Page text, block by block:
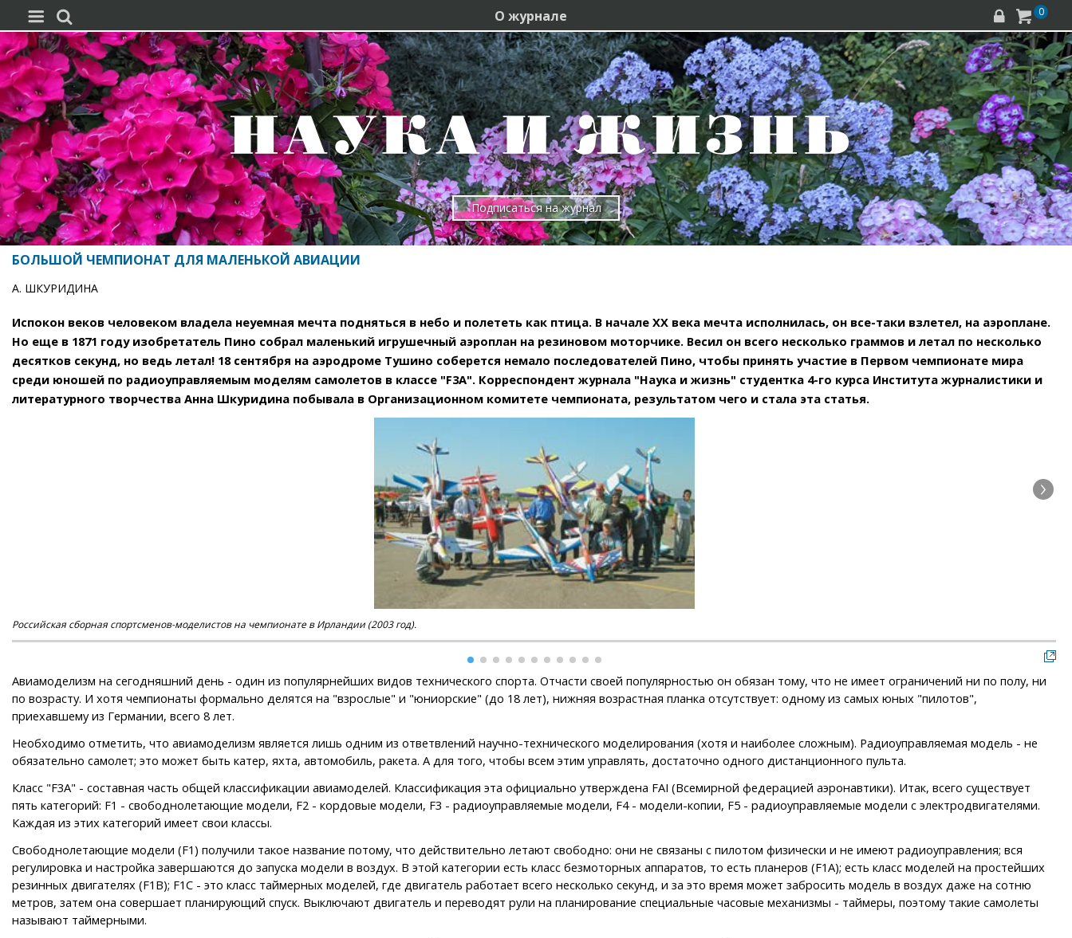
  О журнале   0
Подписаться на журнал
БОЛЬШОЙ ЧЕМПИОНАТ ДЛЯ МАЛЕНЬКОЙ АВИАЦИИ
А. ШКУРИДИНА
Испокон веков человеком владела неуемная мечта подняться в небо и полететь как птица. В начале XX века мечта исполнилась, он все-таки взлетел, на аэроплане.
Но еще в 1871 году изобретатель Пино собрал маленький игрушечный аэроплан на резиновом моторчике. Весил он всего несколько граммов и летал по несколько
десятков секунд, но ведь летал! 18 сентября на аэродроме Тушино соберется немало последователей Пино, чтобы принять участие в Первом чемпионате мира
среди юношей по радиоуправляемым моделям самолетов в классе "F3A". Корреспондент журнала "Наука и жизнь" студентка 4-го курса Института журналистики и
литературного творчества Анна Шкуридина побывала в Организационном комитете чемпионата, результатом чего и стала эта статья.
Российская сборная спортсменов-моделистов на чемпионате в Ирландии (2003 год).
Авиамоделизм на сегодняшний день - один из популярнейших видов технического спорта. Отчасти своей популярностью он обязан тому, что не имеет ограничений ни по полу, ни
по возрасту. И хотя чемпионаты формально делятся на "взрослые" и "юниорские" (до 18 лет), нижняя возрастная планка отсутствует: одному из самых юных "пилотов",
приехавшему из Германии, всего 8 лет.
Необходимо отметить, что авиамоделизм является лишь одним из ответвлений научно-технического моделирования (хотя и наиболее сложным). Радиоуправляемая модель - не
обязательно самолет; это может быть катер, яхта, автомобиль, ракета. А для того, чтобы всем этим управлять, достаточно одного дистанционного пульта.
Класс "F3A" - составная часть общей классификации авиамоделей. Классификация эта официально утверждена FAI (Всемирной федерацией аэронавтики). Итак, всего существует
пять категорий: F1 - свободнолетающие модели, F2 - кордовые модели, F3 - радиоуправляемые модели, F4 - модели-копии, F5 - радиоуправляемые модели с электродвигателями.
Каждая из этих категорий имеет свои классы.
Свободнолетающие модели (F1) получили такое название потому, что действительно летают свободно: они не связаны с пилотом физически и не имеют радиоуправления; вся
регулировка и настройка завершаются до запуска модели в воздух. В этой категории есть класс безмоторных аппаратов, то есть планеров (F1A); есть класс моделей на простейших
резинных двигателях (F1B); F1C - это класс таймерных моделей, где двигатель работает всего несколько секунд, и за это время может забросить модель в воздух даже на сотню
метров, затем она совершает планирующий спуск. Выключают двигатель и переводят рули на планирование специальные часовые механизмы - таймеры, поэтому такие самолеты
называют таймерными.